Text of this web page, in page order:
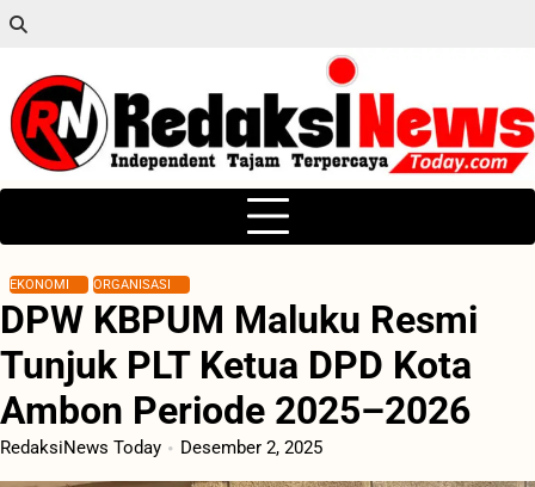
Skip
content
EKONOMI ORGANISASI
DPW KBPUM Maluku Resmi
Tunjuk PLT Ketua DPD Kota
Ambon Periode 2025–2026
RedaksiNews Today Desember 2, 2025